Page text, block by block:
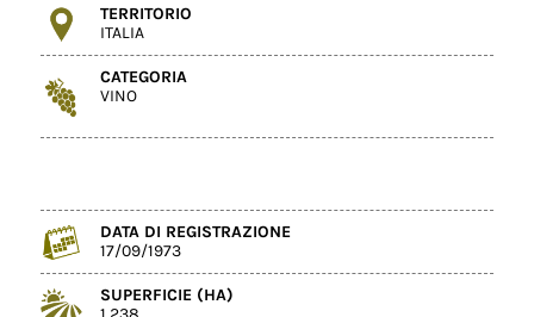
TERRITORIO
ITALIA
CATEGORIA
VINO
DATA DI REGISTRAZIONE
17/09/1973
SUPERFICIE (HA)